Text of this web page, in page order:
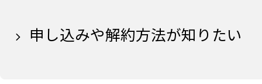
申し込みや解約方法が知りたい